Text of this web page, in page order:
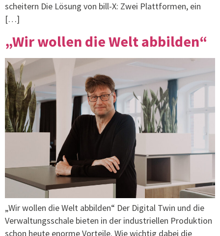
scheitern Die Lösung von bill-X: Zwei Plattformen, ein
[…]
„Wir wollen die Welt abbilden“
„Wir wollen die Welt abbilden“ Der Digital Twin und die
Verwaltungsschale bieten in der industriellen Produktion
schon heute enorme Vorteile. Wie wichtig dabei die